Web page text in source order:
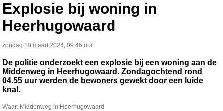
Explosie bij woning in
Heerhugowaard
zondag 10 maart 2024, 09:46 uur
De politie onderzoekt een explosie bij een woning aan de
Middenweg in Heerhugowaard. Zondagochtend rond
04.55 uur werden de bewoners gewekt door een luide
knal.
Waar: Middenweg in Heerhugowaard